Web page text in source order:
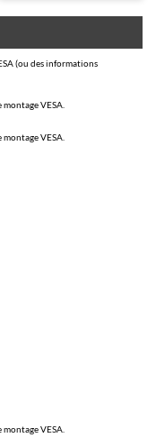
(ou des informations
VESA.
VESA.
VESA.